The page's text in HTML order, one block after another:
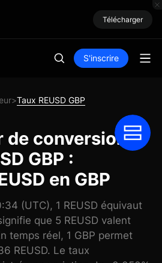
Télécharger
S'inscrire
>Taux REUSD GBP
de conversion
GBP :
en GBP
(UTC), 1 REUSD équivaut
que 5 REUSD valent
temps réel, 1 GBP permet
REUSD. Le taux